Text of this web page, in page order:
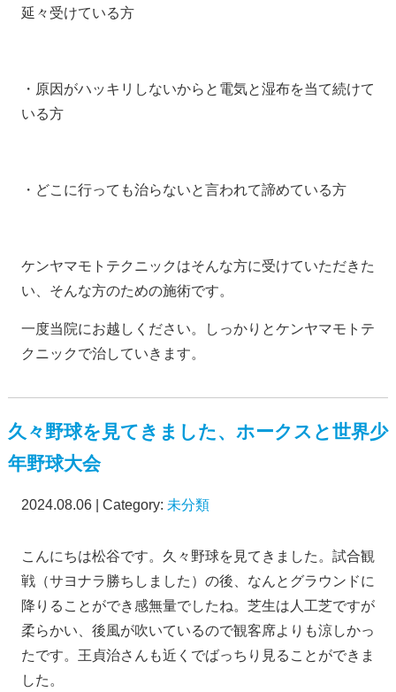
延々受けている方
・原因がハッキリしないからと電気と湿布を当て続けて
いる方
・どこに行っても治らないと言われて諦めている方
ケンヤマモトテクニックはそんな方に受けていただきた
い、そんな方のための施術です。
一度当院にお越しください。しっかりとケンヤマモトテ
クニックで治していきます。
久々野球を見てきました、ホークスと世界少
年野球大会
2024.08.06 | Category: 未分類
こんにちは松谷です。久々野球を見てきました。試合観
戦（サヨナラ勝ちしました）の後、なんとグラウンドに
降りることができ感無量でしたね。芝生は人工芝ですが
柔らかい、後風が吹いているので観客席よりも涼しかっ
たです。王貞治さんも近くでばっちり見ることができま
した。